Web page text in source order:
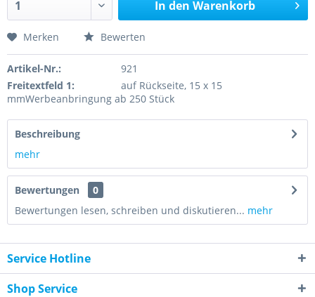
In den Warenkorb
Merken Bewerten
Artikel-Nr.:
921
Freitextfeld 1:
auf Rückseite, 15 x 15
mmWerbeanbringung ab 250 Stück
Beschreibung
mehr
Bewertungen
0
Bewertungen lesen, schreiben und diskutieren... mehr
Service Hotline
Shop Service